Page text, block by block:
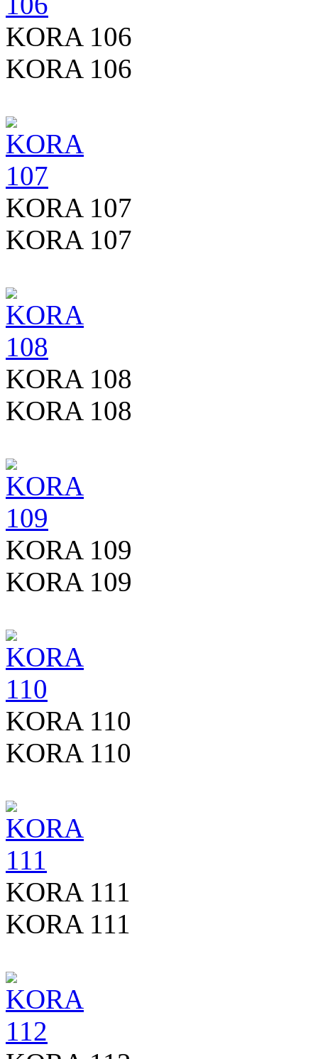
KORA 106
KORA 106
KORA 107
KORA 107
KORA 108
KORA 108
KORA 109
KORA 109
KORA 110
KORA 110
KORA 111
KORA 111